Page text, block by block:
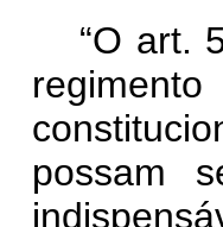
“O art.
possam